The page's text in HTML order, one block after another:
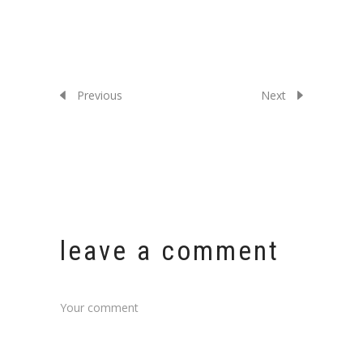
Previous Next
leave a comment